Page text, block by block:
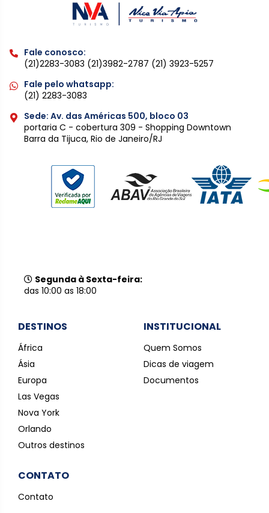
Fale conosco:
(21)2283-3083 (21)3982-2787 (21) 3923-5257
Fale pelo whatsapp:
(21) 2283-3083
Sede: Av. das Américas 500, bloco 03
portaria C - cobertura 309 - Shopping Downtown
Barra da Tijuca, Rio de Janeiro/RJ
Segunda à Sexta-feira:
das 10:00 as 18:00
DESTINOS
África
Ásia
Europa
Las Vegas
Nova York
Orlando
Outros destinos
INSTITUCIONAL
Quem Somos
Dicas de viagem
Documentos
CONTATO
Contato